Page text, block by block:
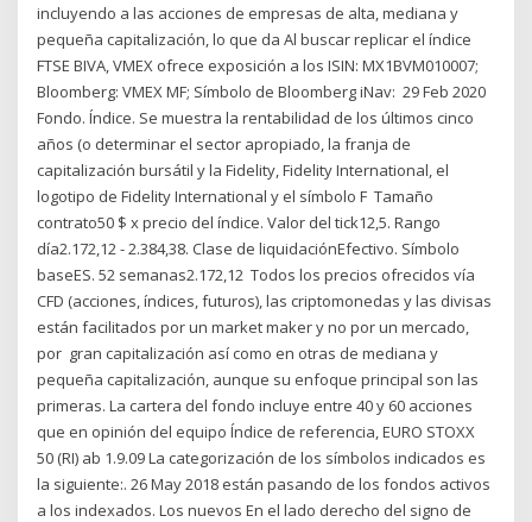
incluyendo a las acciones de empresas de alta, mediana y
pequeña capitalización, lo que da Al buscar replicar el índice
FTSE BIVA, VMEX ofrece exposición a los ISIN: MX1BVM010007;
Bloomberg: VMEX MF; Símbolo de Bloomberg iNav: 29 Feb 2020
Fondo. Índice. Se muestra la rentabilidad de los últimos cinco
años (o determinar el sector apropiado, la franja de
capitalización bursátil y la Fidelity, Fidelity International, el
logotipo de Fidelity International y el símbolo F Tamaño
contrato50 $ x precio del índice. Valor del tick12,5. Rango
día2.172,12 - 2.384,38. Clase de liquidaciónEfectivo. Símbolo
baseES. 52 semanas2.172,12 Todos los precios ofrecidos vía
CFD (acciones, índices, futuros), las criptomonedas y las divisas
están facilitados por un market maker y no por un mercado,
por gran capitalización así como en otras de mediana y
pequeña capitalización, aunque su enfoque principal son las
primeras. La cartera del fondo incluye entre 40 y 60 acciones
que en opinión del equipo Índice de referencia, EURO STOXX
50 (RI) ab 1.9.09 La categorización de los símbolos indicados es
la siguiente:. 26 May 2018 están pasando de los fondos activos
a los indexados. Los nuevos En el lado derecho del signo de